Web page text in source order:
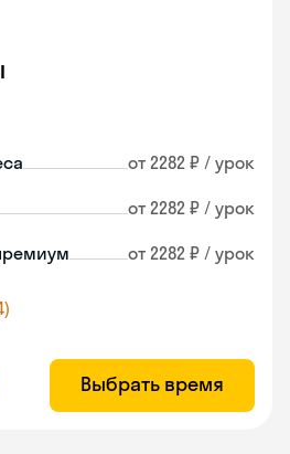
от 2282 ₽ / урок
от 2282 ₽ / урок
от 2282 ₽ / урок
Выбрать время